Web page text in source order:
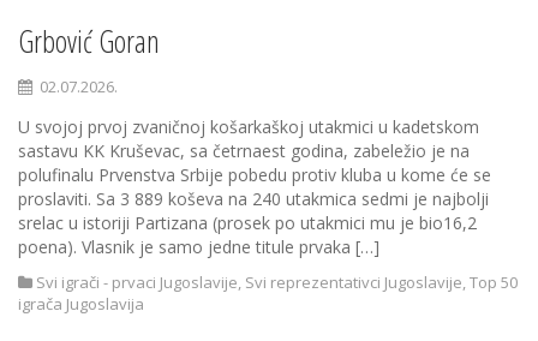
Grbović Goran
02.07.2026.
U svojoj prvoj zvaničnoj košarkaškoj utakmici u kadetskom
sastavu KK Kruševac, sa četrnaest godina, zabeležio je na
polufinalu Prvenstva Srbije pobedu protiv kluba u kome će se
proslaviti. Sa 3 889 koševa na 240 utakmica sedmi je najbolji
srelac u istoriji Partizana (prosek po utakmici mu je bio16,2
poena). Vlasnik je samo jedne titule prvaka […]
Svi igrači - prvaci Jugoslavije, Svi reprezentativci Jugoslavije,Top 50
igrača Jugoslavija